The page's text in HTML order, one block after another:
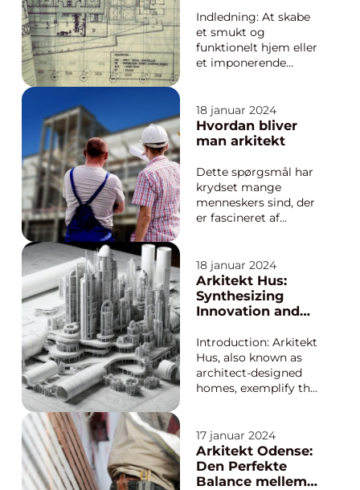
Dine Drømme
Indledning: At skabe
et smukt og
funktionelt hjem eller
et imponerende
møbler og farverige
vægge. Det kræver en
indretningsarkitekts
vision. En
indretningsarkitekt er
en professionel, der e...
18 januar 2024
Hvordan bliver
man arkitekt
Dette spørgsmål har
krydset mange
menneskers sind, der
er fascineret af
innovative designs.
Arkitektur er en unik
blanding af kunst og
videnskab, der kræver
knowhow. Hvis du er
interesseret i at...
18 januar 2024
Arkitekt Hus:
Synthesizing
Innovation and
Introduction: Arkitekt
Hus, also known as
architect-designed
homes, exemplify the
aesthetics, and
sustainability. These
bespoke creations are
tailored to suit the
17 januar 2024
Arkitekt Odense:
Den Perfekte
Balance mellem